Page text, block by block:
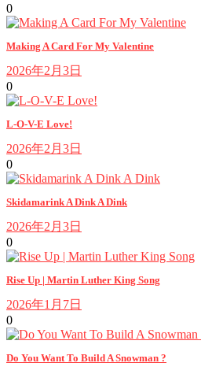
0
Making A Card For My Valentine
2026年2月3日
0
L-O-V-E Love!
2026年2月3日
0
Skidamarink A Dink A Dink
2026年2月3日
0
Rise Up | Martin Luther King Song
2026年1月7日
0
Do You Want To Build A Snowman ?